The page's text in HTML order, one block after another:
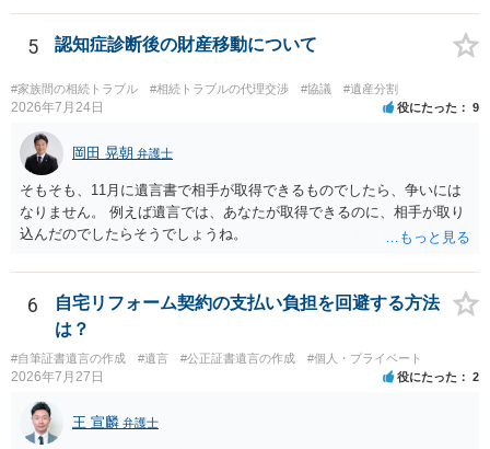
された書類のコピーを取得して、弁護士に面談で詳しい事情を話して
相談 されたら良いと思います。
5 認知症診断後の財産移動について
#家族間の相続トラブル #相続トラブルの代理交渉 #協議 #遺産分割
2026年7月24日 役にたった 9
岡田 晃朝 弁護士
そもそも、11月に遺言書で相手が取得できるものでしたら、争いには
なりません。 例えば遺言では、あなたが取得できるのに、相手が取り
込んだのでしたらそうでしょうね。
6
自宅リフォーム契約の支払い負担を回避する方法
は？
#自筆証書遺言の作成 #遺言 #公正証書遺言の作成 #個人・プライベート
2026年7月27日 役にたった 2
王 宣麟 弁護士